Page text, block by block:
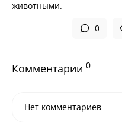
животными.
0
Комментарии 0
Нет комментариев